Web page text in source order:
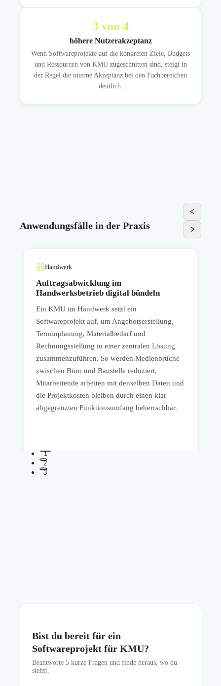
3von 4
höhere Nutzerakzeptanz
Wenn Softwareprojekte auf die konkreten Ziele, Budgets
und Ressourcen von KMU zugeschnitten sind, steigt in
der Regel die interne Akzeptanz bei den Fachbereichen
deutlich.
Anwendungsfälle in der Praxis
Handwerk
Auftragsabwicklung im
Handwerksbetrieb digital bündeln
Ein KMU im Handwerk setzt ein
Softwareprojekt auf, um Angebotserstellung,
Terminplanung, Materialbedarf und
Rechnungsstellung in einer zentralen Lösung
zusammenzuführen. So werden Medienbrüche
zwischen Büro und Baustelle reduziert,
Mitarbeitende arbeiten mit denselben Daten und
die Projektkosten bleiben durch einen klar
abgegrenzten Funktionsumfang beherrschbar.
1
2
3
Bist du bereit für ein
Softwareprojekt für KMU?
Beantworte 5 kurze Fragen und finde heraus, wo du
stehst.